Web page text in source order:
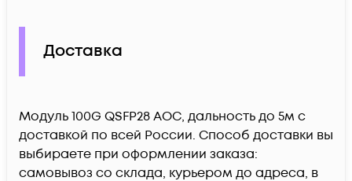
Доставка
Модуль 100G QSFP28 AOC, дальность до 5м c
доставкой по всей России. Способ доставки вы
выбираете при оформлении заказа:
самовывоз со склада, курьером до адреса, в